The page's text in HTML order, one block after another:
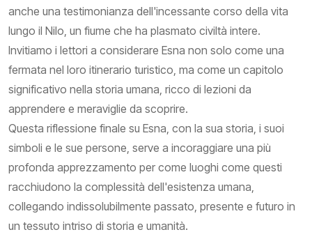
anche una testimonianza dell'incessante corso della vita
lungo il Nilo, un fiume che ha plasmato civiltà intere.
Invitiamo i lettori a considerare Esna non solo come una
fermata nel loro itinerario turistico, ma come un capitolo
significativo nella storia umana, ricco di lezioni da
apprendere e meraviglie da scoprire.
Questa riflessione finale su Esna, con la sua storia, i suoi
simboli e le sue persone, serve a incoraggiare una più
profonda apprezzamento per come luoghi come questi
racchiudono la complessità dell'esistenza umana,
collegando indissolubilmente passato, presente e futuro in
un tessuto intriso di storia e umanità.